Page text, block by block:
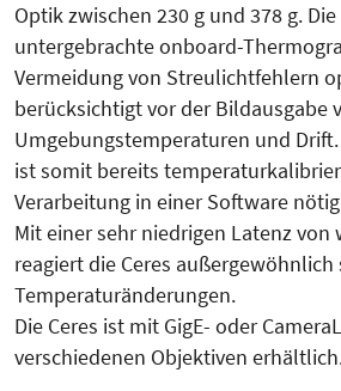
Optik zwischen 230 g und 378 g. Die
untergebrachte onboard-
Vermeidung von Streulichtfehlern
berücksichtigt vor der Bildausgabe
Umgebungstemperaturen und
ist somit bereits
Verarbeitung in einer Software
Mit einer sehr niedrigen Latenz von
reagiert die Ceres
Temperaturänderungen.
Die Ceres ist mit GigE- oder
verschiedenen Objektiven